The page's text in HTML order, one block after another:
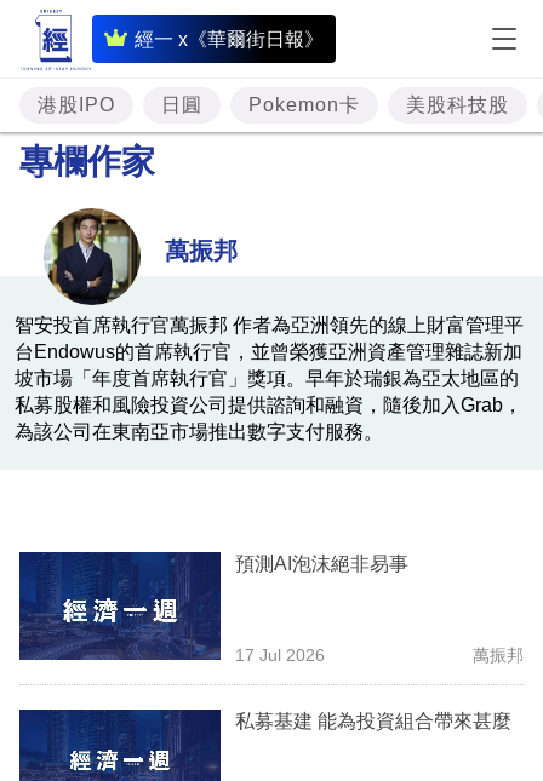
經一 x《華爾街日報》
即
時
財
經
樓
市
理
科
技
場
港股IPO 日圓 Pokemon卡 美股科技股
專欄作家
萬振邦
智安投首席執行官萬振邦 作者為亞洲領先的線上財富管理平
台Endowus的首席執行官，並曾榮獲亞洲資產管理雜誌新加
坡市場「年度首席執行官」獎項。早年於瑞銀為亞太地區的
私募股權和風險投資公司提供諮詢和融資，隨後加入Grab，
為該公司在東南亞市場推出數字支付服務。
預測AI泡沫絕非易事
17 Jul 2026 萬振邦
私募基建 能為投資組合帶來甚麼